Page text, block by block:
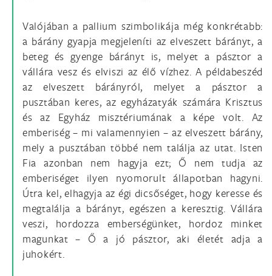
Valójában a pallium szimbolikája még konkrétabb:
a bárány gyapja megjeleníti az elveszett bárányt, a
beteg és gyenge bárányt is, melyet a pásztor a
vállára vesz és elviszi az élő vízhez. A példabeszéd
az elveszett bárányról, melyet a pásztor a
pusztában keres, az egyházatyák számára Krisztus
és az Egyház misztériumának a képe volt. Az
emberiség – mi valamennyien – az elveszett bárány,
mely a pusztában többé nem találja az utat. Isten
Fia azonban nem hagyja ezt; Ő nem tudja az
emberiséget ilyen nyomorult állapotban hagyni.
Útra kel, elhagyja az égi dicsőséget, hogy keresse és
megtalálja a bárányt, egészen a keresztig. Vállára
veszi, hordozza emberségünket, hordoz minket
magunkat – Ő a jó pásztor, aki életét adja a
juhokért.